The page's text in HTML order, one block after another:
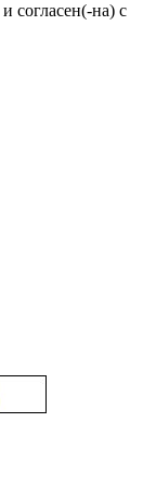
и согласен(-на) с